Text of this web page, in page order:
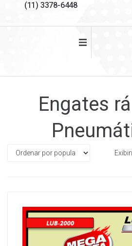
(11) 3378-6448
QUEM SOMOS
Engates